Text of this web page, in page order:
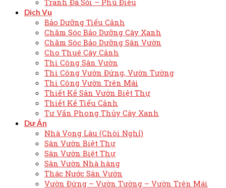
Dịch Vụ
Bảo Dưỡng Tiểu Cảnh
Chăm Sóc Bảo Dưỡng Cây Xanh
Chăm Sóc Bảo Dưỡng Sân Vườn
Cho Thuê Cây Cảnh
Thi Công Sân Vườn
Thi Công Vườn Đứng, Vườn Tường
Thi Công Vườn Trên Mái
Thiết Kế Sân Vườn Biệt Thự
Thiết Kế Tiểu Cảnh
Tư Vấn Phong Thủy Cây Xanh
Dự Án
Nhà Vọng Lâu (Chòi Nghỉ)
Sân Vườn Biệt Thự
Sân Vườn Biệt Thự
Sân Vườn Nhà hàng
Thác Nước Sân Vườn
Vườn Đứng – Vườn Tường – Vườn Trên Mái